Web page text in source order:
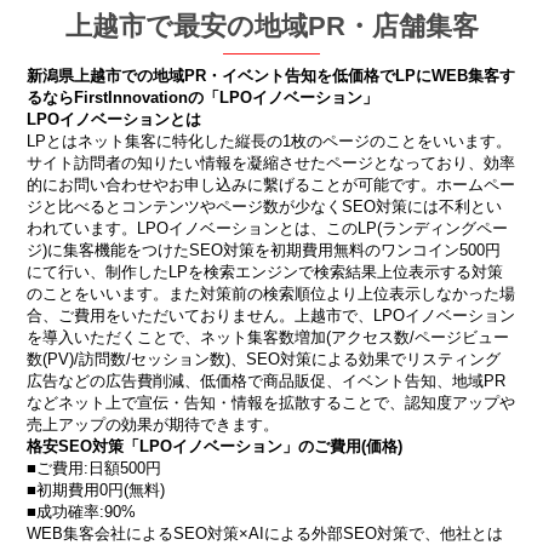
上越市で最安の地域PR・店舗集客
新潟県上越市での地域PR・イベント告知を低価格でLPにWEB集客す
るならFirstInnovationの「LPOイノベーション」
LPOイノベーションとは
LPとはネット集客に特化した縦長の1枚のページのことをいいます。
サイト訪問者の知りたい情報を凝縮させたページとなっており、効率
的にお問い合わせやお申し込みに繫げることが可能です。ホームペー
ジと比べるとコンテンツやページ数が少なくSEO対策には不利とい
われています。LPOイノベーションとは、このLP(ランディングペー
ジ)に集客機能をつけたSEO対策を初期費用無料のワンコイン500円
にて行い、制作したLPを検索エンジンで検索結果上位表示する対策
のことをいいます。また対策前の検索順位より上位表示しなかった場
合、ご費用をいただいておりません。上越市で、LPOイノベーション
を導入いただくことで、ネット集客数増加(アクセス数/ページビュー
数(PV)/訪問数/セッション数)、SEO対策による効果でリスティング
広告などの広告費削減、低価格で商品販促、イベント告知、地域PR
などネット上で宣伝・告知・情報を拡散することで、認知度アップや
売上アップの効果が期待できます。
格安SEO対策「LPOイノベーション」のご費用(価格)
■ご費用:日額500円
■初期費用0円(無料)
■成功確率:90%
WEB集客会社によるSEO対策×AIによる外部SEO対策で、他社とは